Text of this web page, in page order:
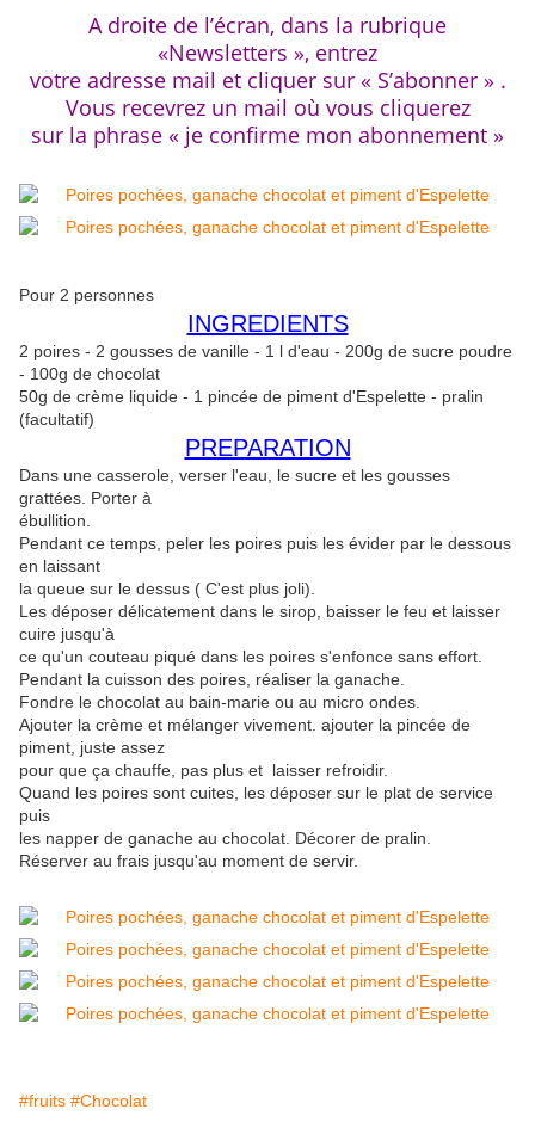
A droite de l’écran, dans la rubrique
«Newsletters », entrez
votre adresse mail et cliquer sur « S’abonner » .
Vous recevrez un mail où vous cliquerez
sur la phrase « je confirme mon abonnement »
Pour 2 personnes
INGREDIENTS
2 poires - 2 gousses de vanille - 1 l d'eau - 200g de sucre poudre
- 100g de chocolat
50g de crème liquide - 1 pincée de piment d'Espelette - pralin
(facultatif)
PREPARATION
Dans une casserole, verser l'eau, le sucre et les gousses
grattées. Porter à
ébullition.
Pendant ce temps, peler les poires puis les évider par le dessous
en laissant
la queue sur le dessus ( C'est plus joli).
Les déposer délicatement dans le sirop, baisser le feu et laisser
cuire jusqu'à
ce qu'un couteau piqué dans les poires s'enfonce sans effort.
Pendant la cuisson des poires, réaliser la ganache.
Fondre le chocolat au bain-marie ou au micro ondes.
Ajouter la crème et mélanger vivement. ajouter la pincée de
piment, juste assez
pour que ça chauffe, pas plus et laisser refroidir.
Quand les poires sont cuites, les déposer sur le plat de service
puis
les napper de ganache au chocolat. Décorer de pralin.
Réserver au frais jusqu'au moment de servir.
#fruits #Chocolat